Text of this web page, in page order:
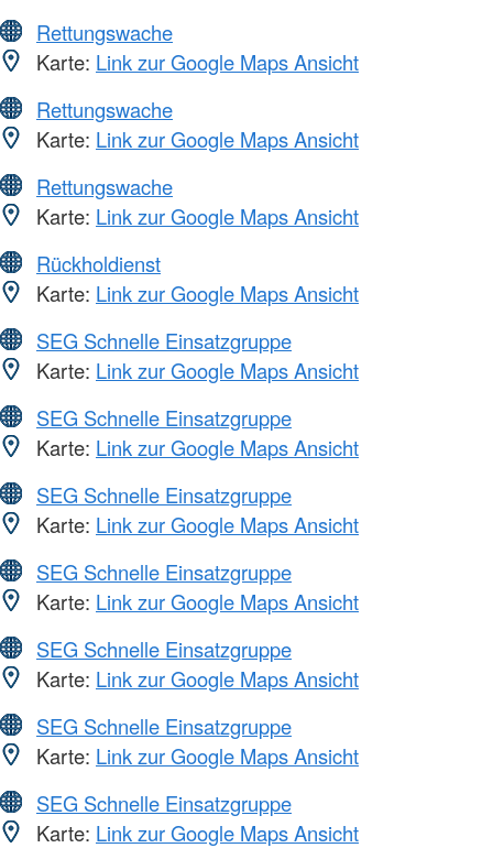
Rettungswache
Karte: Link zur Google Maps Ansicht
Rettungswache
Karte: Link zur Google Maps Ansicht
Rettungswache
Karte: Link zur Google Maps Ansicht
Rückholdienst
Karte: Link zur Google Maps Ansicht
SEG Schnelle Einsatzgruppe
Karte: Link zur Google Maps Ansicht
SEG Schnelle Einsatzgruppe
Karte: Link zur Google Maps Ansicht
SEG Schnelle Einsatzgruppe
Karte: Link zur Google Maps Ansicht
SEG Schnelle Einsatzgruppe
Karte: Link zur Google Maps Ansicht
SEG Schnelle Einsatzgruppe
Karte: Link zur Google Maps Ansicht
SEG Schnelle Einsatzgruppe
Karte: Link zur Google Maps Ansicht
SEG Schnelle Einsatzgruppe
Karte: Link zur Google Maps Ansicht